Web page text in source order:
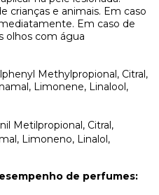
crianças e animais. Em caso
Em caso de
olhos com água
Methylpropional, Citral,
Limonene, Linalool,
Metilpropional, Citral,
Limoneno, Linalol,
de perfumes: